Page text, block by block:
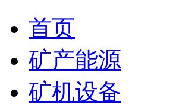
首页
矿产能源
矿机设备